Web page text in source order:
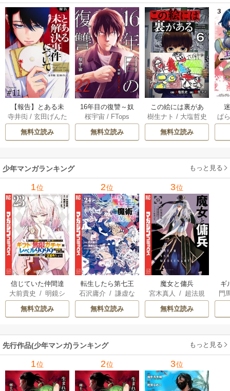
【報告】とある未
解決事件について 1
1巻
寺井衒/ 玄田げんた
無料立読み
16年目の復讐～奴
らを地獄に送るま
で 22巻
桜宇宙 / FTops
無料立読み
この絵には裏があ
る 6巻
樹生ナト / 大塩哲史
無料立読み
ぱ
少年マンガランキング もっと見る
1位
信じていた仲間達
にダンジョン奥地
で殺されかけたが
ギフト『無限ガチ
の仲間達を手に入
れて元パーティー
メンバーと世界に
復讐＆『ざま
ぁ！』します！
大前貴史 / 明鏡シ
スイ
/tef
無料立読み
2位
転生したら第七王
子だったので、気
ままに魔術を極め
ます
石沢庸介 /謙虚な
サークル /
無料立読み
3位
魔女と傭兵
宮木真人
/ 超法規
的かえる /
んち
無料立読み
ギ
門
先行作品(少年マンガ)ランキング もっと見る
1位 2位 3位